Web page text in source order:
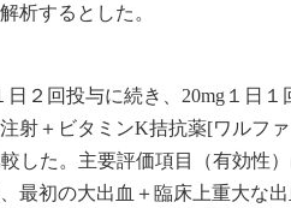
析するとした。
２回投与に続き、20mg１日１
射＋ビタミンK拮抗薬[ワルフ
した。主要評価項目（有効性
最初の大出血＋臨床上重大な出